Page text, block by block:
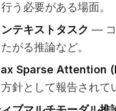
う必要がある場面。
テキストタスク — コ
がる推論など。
Sparse Attention
針として報告されて